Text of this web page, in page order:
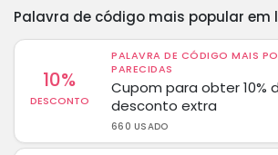
Palavra de código mais popular em
10%
DESCONTO
PALAVRA DE CÓDIGO MAIS
PARECIDAS
Cupom para obter 10%
desconto extra
660 USADO